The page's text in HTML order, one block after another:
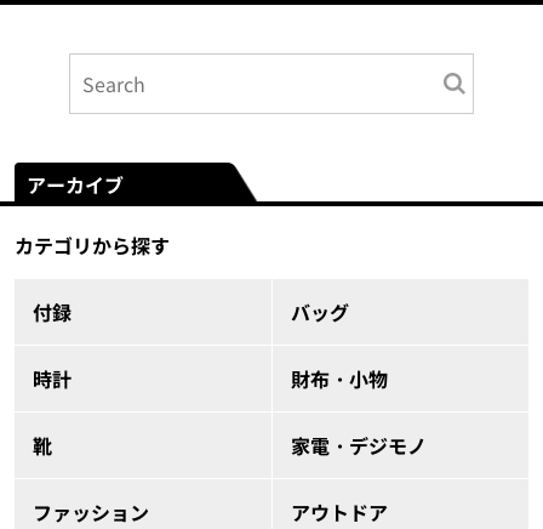
アーカイブ
カテゴリから探す
付録 バッグ
時計 財布・小物
靴 家電・デジモノ
ファッション アウトドア